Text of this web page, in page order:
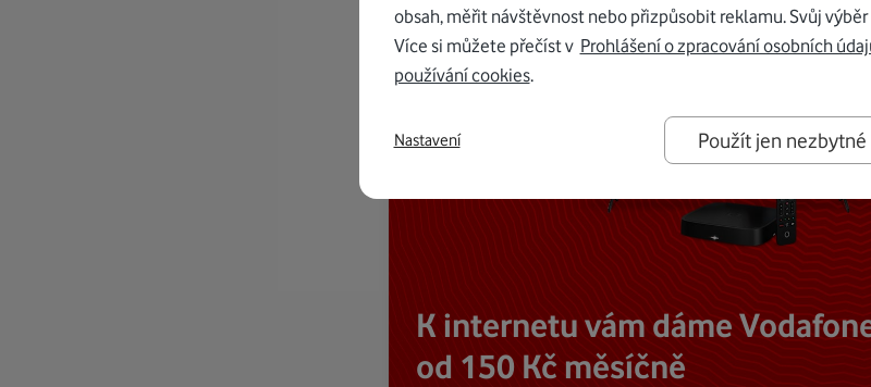
K internetu vám dáme
od 150 Kč měsíčně
obsah, měřit návštěvnost nebo přizpůsobit reklamu. Svůj
Více si můžete přečíst v Prohlášení o zpracování osobních
používání cookies.
Použít jen nezbytné
Nastavení